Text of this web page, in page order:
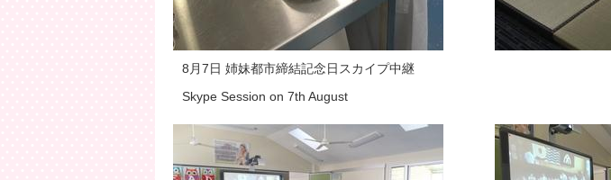
8月7日 姉妹都市締結記念日スカイプ中継
Skype Session on 7th August